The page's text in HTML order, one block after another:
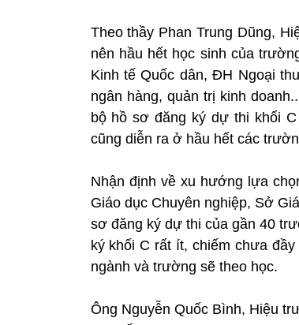
Theo thầy Phan Trung Dũng,
nên hầu hết học sinh của
Kinh tế Quốc dân, ĐH Ngoại
ngân hàng, quản trị kinh
bộ hồ sơ đăng ký dự thi khối
cũng diễn ra ở hầu hết các
Nhận định về xu hướng lựa
Giáo dục Chuyên nghiệp, Sở
sơ đăng ký dự thi của gần 40
ký khối C rất ít, chiếm chưa
ngành và trường sẽ theo học.
Ông Nguyễn Quốc Bình, Hiệu